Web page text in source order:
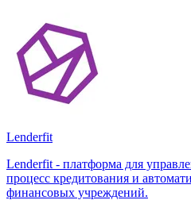
Lenderfit
Lenderfit - платформа для
процесс кредитования и
финансовых учреждений.